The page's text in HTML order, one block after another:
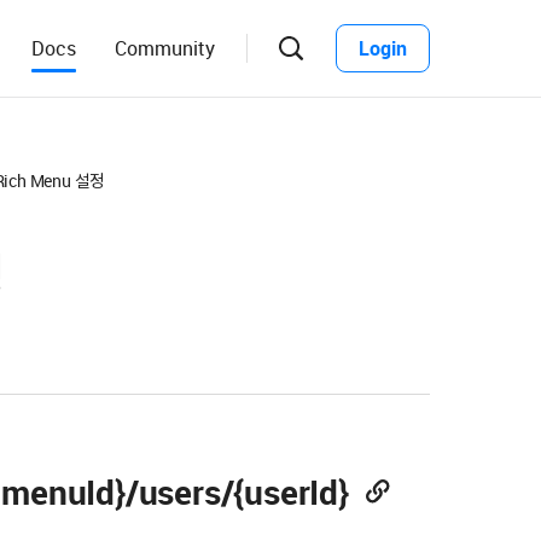
Docs Community
검
창
Login
Menu 설정
users/{userId}